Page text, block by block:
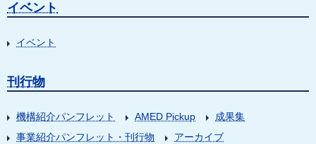
イベント
イベント
刊行物
機構紹介パンフレット AMED Pickup
成果集
事業紹介パンフレット・刊行物
アーカイブ